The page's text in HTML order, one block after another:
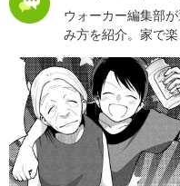
ウォーカー編集部
み方を紹介。家で